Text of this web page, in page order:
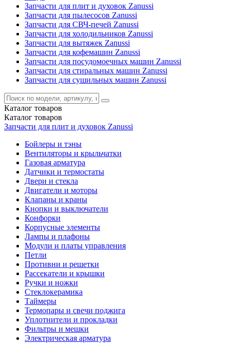
Запчасти для плит и духовок Zanussi
Запчасти для пылесосов Zanussi
Запчасти для СВЧ-печей Zanussi
Запчасти для холодильников Zanussi
Запчасти для вытяжек Zanussi
Запчасти для кофемашин Zanussi
Запчасти для посудомоечных машин Zanussi
Запчасти для стиральных машин Zanussi
Запчасти для сушильных машин Zanussi
Каталог товаров
Каталог товаров
Запчасти для плит и духовок Zanussi
Бойлеры и тэны
Вентиляторы и крыльчатки
Газовая арматура
Датчики и термостаты
Двери и стекла
Двигатели и моторы
Клапаны и краны
Кнопки и выключатели
Конфорки
Корпусные элементы
Лампы и плафоны
Модули и платы управления
Петли
Противни и решетки
Рассекатели и крышки
Ручки и ножки
Стеклокерамика
Таймеры
Термопары и свечи поджига
Уплотнители и прокладки
Фильтры и мешки
Электрическая арматура